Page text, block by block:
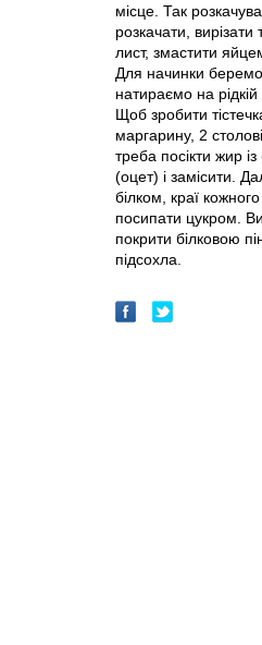
місце. Так
розкачати,
лист, змастити
Для начинки беремо
натираємо на
Щоб зробити
маргарину, 2
треба посікти жир
(оцет) і замісити.
білком, краї
посипати цукром.
покрити білковою
підсохла.